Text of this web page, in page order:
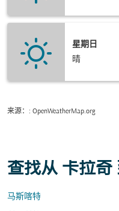
星期日
晴
来源： : OpenWeatherMap.org
查找从 卡拉奇
马斯喀特